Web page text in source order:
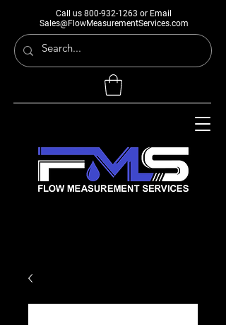
Call us 800-932-1263 or Email
Sales@FlowMeasurementServices.com